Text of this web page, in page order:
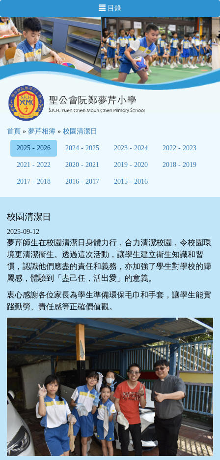
目錄
首頁 » 夢芹相簿 » 校園清潔日
2025 - 2026 2024 - 2025 2023 - 2024 2022 - 2023
2021 - 2022 2020 - 2021 2019 - 2020 2018 - 2019
2017 - 2018 2016 - 2017 2015 - 2016
校園清潔日
2025-09-12
夢芹師生在校園清潔日身體力行，合力清潔校園，令校園環
境更清潔衞生。透過這次活動，讓學生建立衛生知識和習
慣，認識他們應盡的責任和義務，亦加強了學生對學校的歸
屬感，體驗到「盡己任，活出愛」的意義。
衷心感謝各位家長為學生準備環保毛巾和手套，讓學生能實
踐勤勞、責任感等正確價值觀。